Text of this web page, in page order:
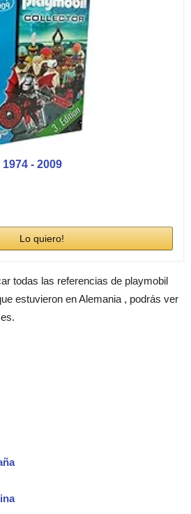
- 2009
Lo quiero!
todas las referencias de playmobil
estuvieron en Alemania , podrás ver